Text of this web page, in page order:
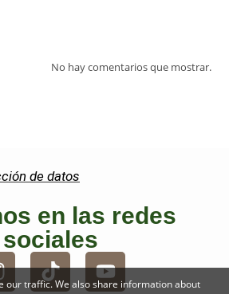
No hay comentarios que mostrar.
de datos
en las redes
sociales
our traffic. We also share information about